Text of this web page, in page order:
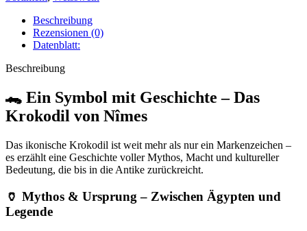
Beschreibung
Rezensionen (0)
Datenblatt:
Beschreibung
🐊 Ein Symbol mit Geschichte – Das
Krokodil von Nîmes
Das ikonische Krokodil ist weit mehr als nur ein Markenzeichen –
es erzählt eine Geschichte voller Mythos, Macht und kultureller
Bedeutung, die bis in die Antike zurückreicht.
🏺 Mythos & Ursprung – Zwischen Ägypten und
Legende